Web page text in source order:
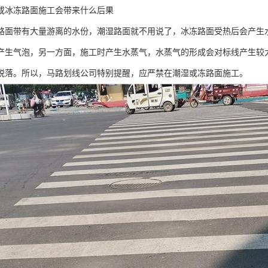
冰冻路面施工会带来什么后果
面带有大量游离的水份，潮湿路面就不用说了，冰冻路面受热后会产
生气泡，另一方面，施工时产生水蒸气，水蒸气的形成会对标线产生
落。所以，马路划线公司特别提醒，应严禁在潮湿或冻路面施工。